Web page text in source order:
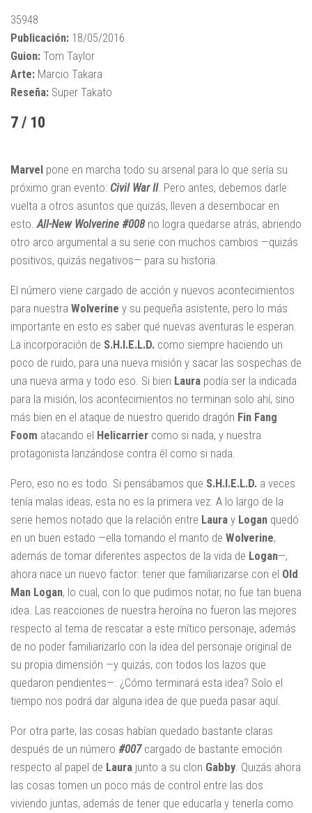
35948
Publicación: 18/05/2016
Guion: Tom Taylor
Arte: Marcio Takara
Reseña: Super Takato
7 / 10
Marvel pone en marcha todo su arsenal para lo que sería su
próximo gran evento: Civil War II. Pero antes, debemos darle
vuelta a otros asuntos que quizás, lleven a desembocar en
esto.All-New Wolverine #008no logra quedarse atrás, abriendo
otro arco argumental a su serie con muchos cambios —quizás
positivos, quizás negativos— para su historia.
El número viene cargado de acción y nuevos acontecimientos
para nuestra Wolverine y su pequeña asistente, pero lo más
importante en esto es saber qué nuevas aventuras le esperan.
La incorporación de S.H.I.E.L.D. como siempre haciendo un
poco de ruido, para una nueva misión y sacar las sospechas de
una nueva arma y todo eso. Si bien Laura podía ser la indicada
para la misión, los acontecimientos no terminan solo ahí, sino
más bien en el ataque de nuestro querido dragón Fin Fang
Foom atacando el Helicarrier como si nada, y nuestra
protagonista lanzándose contra él como si nada.
Pero, eso no es todo. Si pensábamos que S.H.I.E.L.D. a veces
tenía malas ideas, esta no es la primera vez. A lo largo de la
serie hemos notado que la relación entre Laura y Logan quedó
en un buen estado —ella tomando el manto de Wolverine,
además de tomar diferentes aspectos de la vida de Logan—,
ahora nace un nuevo factor: tener que familiarizarse con el Old
Man Logan, lo cual, con lo que pudimos notar, no fue tan buena
idea. Las reacciones de nuestra heroína no fueron las mejores
respecto al tema de rescatar a este mítico personaje, además
de no poder familiarizarlo con la idea del personaje original de
su propia dimensión —y quizás, con todos los lazos que
quedaron pendientes—. ¿Cómo terminará esta idea? Solo el
tiempo nos podrá dar alguna idea de que pueda pasar aquí.
Por otra parte, las cosas habían quedado bastante claras
después de un número #007cargado de bastante emoción
respecto al papel de Laura junto a su clon Gabby . Quizás ahora
las cosas tomen un poco más de control entre las dos
viviendo juntas, además de tener que educarla y tenerla como